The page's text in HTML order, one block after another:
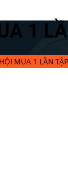
1
MUA 1 LẦN